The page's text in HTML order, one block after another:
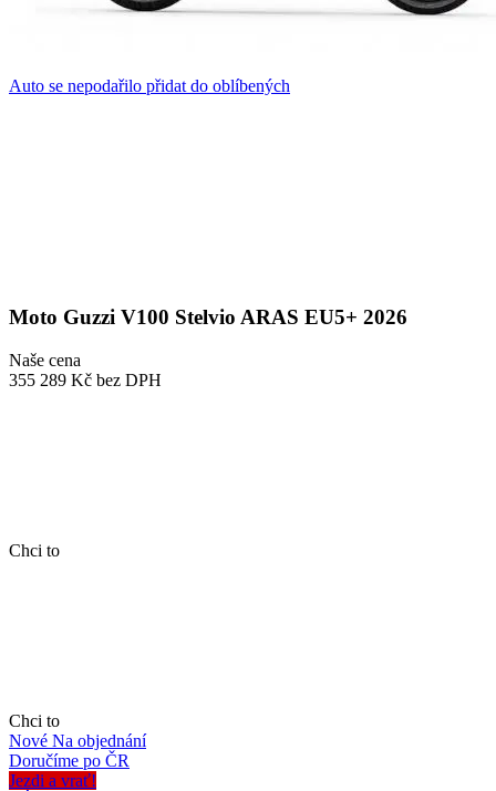
Auto se nepodařilo přidat do oblíbených
Moto Guzzi V100 Stelvio ARAS EU5+ 2026
Naše cena
355 289 Kč bez DPH
Chci to
Chci to
Nové Na objednání
Doručíme po ČR
Jezdi a vrať!